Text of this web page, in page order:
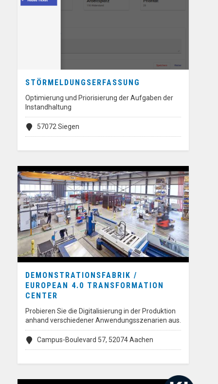
STÖRMELDUNGSERFASSUNG
Optimierung und Priorisierung der Aufgaben der
Instandhaltung
57072 Siegen
DEMONSTRATIONSFABRIK /
EUROPEAN 4.0 TRANSFORMATION
CENTER
Probieren Sie die Digitalisierung in der Produktion
anhand verschiedener Anwendungsszenarien aus.
Campus-Boulevard 57, 52074 Aachen